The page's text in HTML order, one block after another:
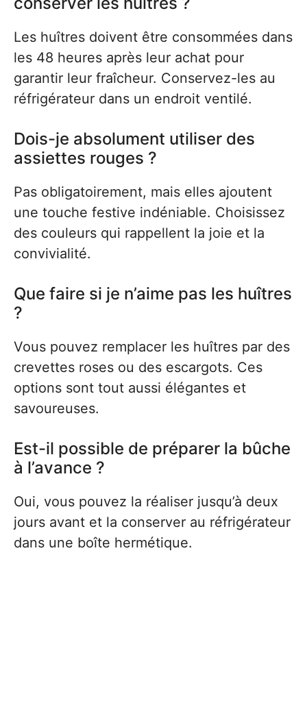
Les huîtres doivent être consommées dans
les 48 heures après leur achat pour
garantir leur fraîcheur. Conservez-les au
réfrigérateur dans un endroit ventilé.
Dois-je absolument utiliser des
assiettes rouges ?
Pas obligatoirement, mais elles ajoutent
une touche festive indéniable. Choisissez
des couleurs qui rappellent la joie et la
convivialité.
Que faire si je n’aime pas les huîtres
?
Vous pouvez remplacer les huîtres par des
crevettes roses ou des escargots. Ces
options sont tout aussi élégantes et
savoureuses.
Est-il possible de préparer la bûche
à l’avance ?
Oui, vous pouvez la réaliser jusqu’à deux
jours avant et la conserver au réfrigérateur
dans une boîte hermétique.